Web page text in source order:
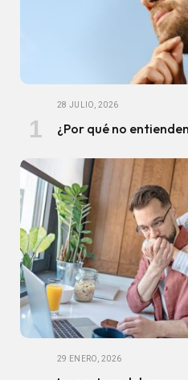
28 JULIO, 2026
¿Por qué no
29 ENERO, 2026